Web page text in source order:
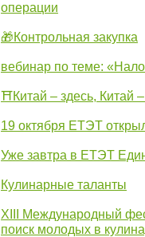
операции
🎁Контрольная закупка
вебинар по теме:
⛩Китай – здесь, Китай
19 октября ЕТЭТ
Уже завтра в ЕТЭТ
Кулинарные таланты
XIII Международный
поиск молодых в